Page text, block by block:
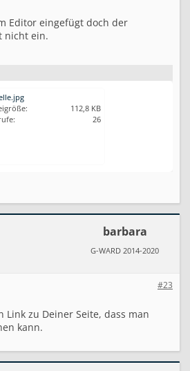
Editor eingefügt doch der
nicht ein.
112,8 KB
26
barbara
G-WARD 2014-2020
#23
Link zu Deiner Seite, dass man
kann.